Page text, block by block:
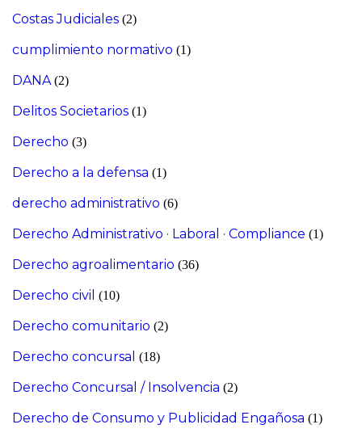
Costas Judiciales (2)
cumplimiento normativo (1)
DANA (2)
Delitos Societarios (1)
Derecho (3)
Derecho a la defensa (1)
derecho administrativo (6)
Derecho Administrativo · Laboral · Compliance (1)
Derecho agroalimentario (36)
Derecho civil (10)
Derecho comunitario (2)
Derecho concursal (18)
Derecho Concursal / Insolvencia (2)
Derecho de Consumo y Publicidad Engañosa (1)